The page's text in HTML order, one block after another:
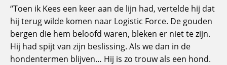
“Toen ik Kees een keer aan de lijn had, vertelde hij dat
hij terug wilde komen naar Logistic Force. De gouden
bergen die hem beloofd waren, bleken er niet te zijn.
Hij had spijt van zijn beslissing. Als we dan in de
hondentermen blijven… Hij is zo trouw als een hond.